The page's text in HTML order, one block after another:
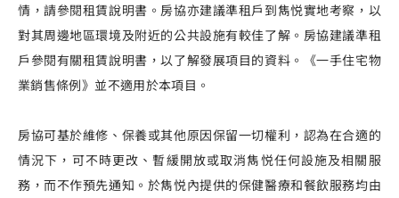
情，請參閱租賃說明書。房協亦建議準租戶到雋悦實地考察，以
對其周邊地區環境及附近的公共設施有較佳了解。房協建議準租
戶參閱有關租賃說明書，以了解發展項目的資料。《一手住宅物
業銷售條例》並不適用於本項目。
房協可基於維修、保養或其他原因保留一切權利，認為在合適的
情況下，可不時更改、暫緩開放或取消雋悦任何設施及相關服
務，而不作預先通知。於雋悦內提供的保健醫療和餐飲服務均由